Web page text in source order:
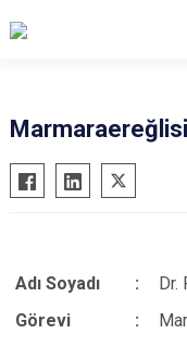
Adı Soyadı :
Dr.
Görevi
: